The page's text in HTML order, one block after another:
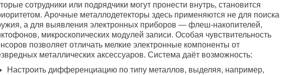
сотрудники или подрядчики могут пронести внутрь, становится
Арочные металлодетекторы здесь применяются не для поиска
а для выявления электронных приборов — флеш-накопителей,
микроскопических модулей записи. Особая чувствительность
позволяет отличать мелкие электронные компоненты от
металлических аксессуаров. Система даёт возможность:
Настроить дифференциацию по типу металлов, выделяя, например,